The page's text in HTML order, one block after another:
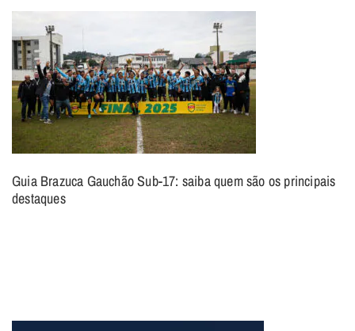
Guia Brazuca Gauchão Sub-17: saiba quem são os principais
destaques